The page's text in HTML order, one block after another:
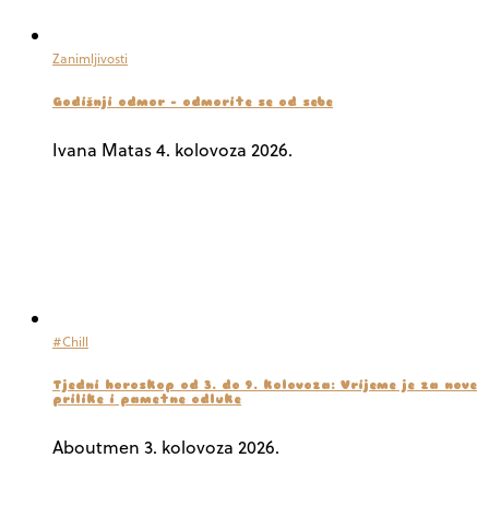
Zanimljivosti
Godišnji odmor – odmorite se od sebe
Ivana Matas4. kolovoza 2026.
#Chill
Tjedni horoskop od 3. do 9. kolovoza: Vrijeme je za nove
prilike i pametne odluke
Aboutmen 3. kolovoza 2026.